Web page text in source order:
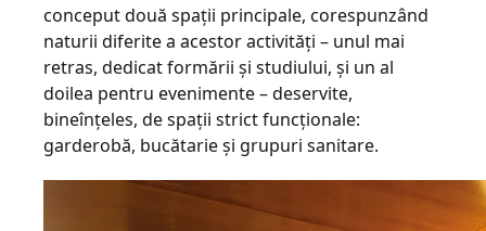
conceput două spaţii principale, corespunzând
naturii diferite a acestor activi­tăţi – unul mai
retras, dedicat formării şi stu­diului, şi un al
doilea pentru evenimente – deservite,
bineînţeles, de spaţii strict funcţio­nale:
garderobă, bucătarie şi grupuri sanitare.